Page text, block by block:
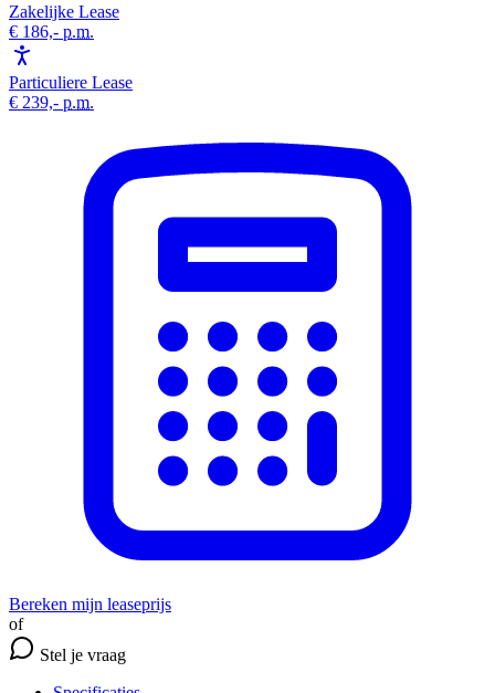
Zakelijke Lease
€ 186,- p.m.
Particuliere Lease
€ 239,- p.m.
Bereken mijn leaseprijs
of
Stel je vraag